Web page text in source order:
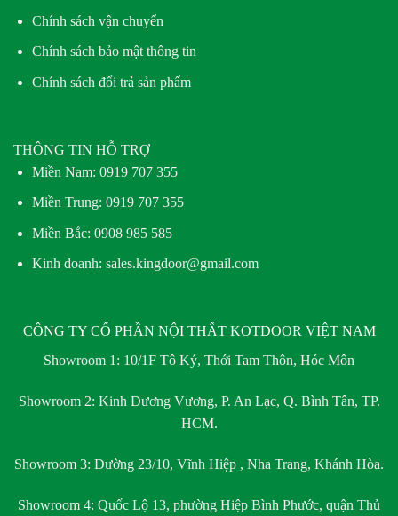
Chính sách vận chuyển
Chính sách bảo mật thông tin
Chính sách đổi trả sản phẩm
THÔNG TIN HỖ TRỢ
Miền Nam: 0919 707 355
Miền Trung: 0919 707 355
Miền Bắc: 0908 985 585
Kinh doanh: sales.kingdoor@gmail.com
CÔNG TY CỔ PHẦN NỘI THẤT KOTDOOR VIỆT NAM
Showroom 1: 10/1F Tô Ký, Thới Tam Thôn, Hóc Môn
Showroom 2: Kinh Dương Vương, P. An Lạc, Q. Bình Tân, TP.
HCM.
Showroom 3: Đường 23/10, Vĩnh Hiệp , Nha Trang, Khánh Hòa.
Showroom 4: Quốc Lộ 13, phường Hiệp Bình Phước, quận Thủ